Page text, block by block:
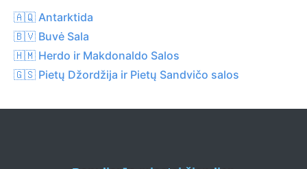
🇦🇶 Antarktida
🇧🇻 Buvė Sala
🇭🇲 Herdo ir Makdonaldo Salos
🇬🇸 Pietų Džordžija ir Pietų Sandvičo salos